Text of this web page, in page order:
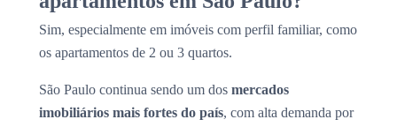
Sim, especialmente em imóveis com perfil familiar, como
os apartamentos de 2 ou 3 quartos.
São Paulo continua sendo um dos mercados
imobiliários mais fortes do país, com alta demanda por